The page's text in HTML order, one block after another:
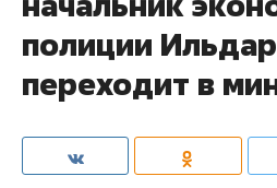
полиции
переходит в